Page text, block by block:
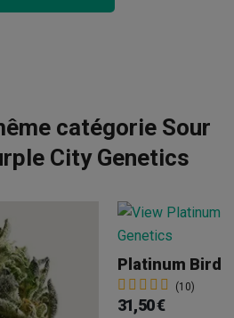
catégorie Sour
City Genetics
(10)
31,50 €